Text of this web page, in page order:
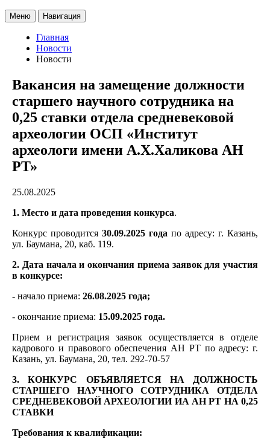
Меню Навигация
Главная
Новости
Новости
Вакансия на замещение должности
старшего научного сотрудника на
0,25 ставки отдела средневековой
археологии ОСП «Институт
археологи имени А.Х.Халикова АН
РТ»
25.08.2025
1. Место и дата проведения конкурса.
Конкурс проводится 30.09.2025 года по адресу: г. Казань,
ул. Баумана, 20, каб. 119.
2. Дата начала и окончания приема заявок для участия
в конкурсе:
- начало приема: 26.08.2025 года;
- окончание приема: 15.09.2025 года.
Прием и регистрация заявок осуществляется в отделе
кадрового и правового обеспечения АН РТ по адресу: г.
Казань, ул. Баумана, 20, тел. 292-70-57
3. КОНКУРС ОБЪЯВЛЯЕТСЯ НА ДОЛЖНОСТЬ
СТАРШЕГО НАУЧНОГО СОТРУДНИКА ОТДЕЛА
СРЕДНЕВЕКОВОЙ АРХЕОЛОГИИ ИА АН РТ НА 0,25
СТАВКИ
Требования к квалификации: